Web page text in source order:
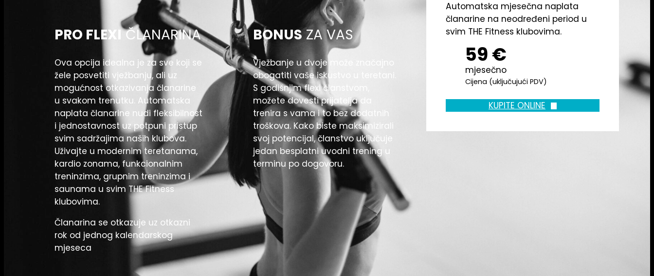
Automatska mjesečna naplata
članarine na neodređeni period u
svim THE Fitness klubovima.
59 €
mjesečno
Cijena (uključujući PDV)
KUPITE ONLINE
PRO FLEXIČLANARINA
Ova opcija idealna je za sve koji se
žele posvetiti vježbanju, ali uz
mogućnost otkazivanja članarine
u svakom trenutku. Automatska
naplata članarine nudi fleksibilnost
i jednostavnost uz potpuni pristup
svim sadržajima naših klubova.
Uživajte u modernim teretanama,
kardio zonama, funkcionalnim
treninzima, grupnim treninzima i
saunama u svim THE Fitness
klubovima.
Članarina se otkazuje uz otkazni
rok od jednog kalendarskog
mjeseca
BONUSZA VAS
Vježbanje u dvoje može značajno
obogatiti vaše iskustvo u teretani.
S godišnjim flexi članstvom,
možete dovesti prijatelja da
trenira s vama i to bez dodatnih
troškova. Kako biste maksimizirali
svoj potencijal, članstvo uključuje
jedan besplatni uvodni trening u
terminu po dogovoru.